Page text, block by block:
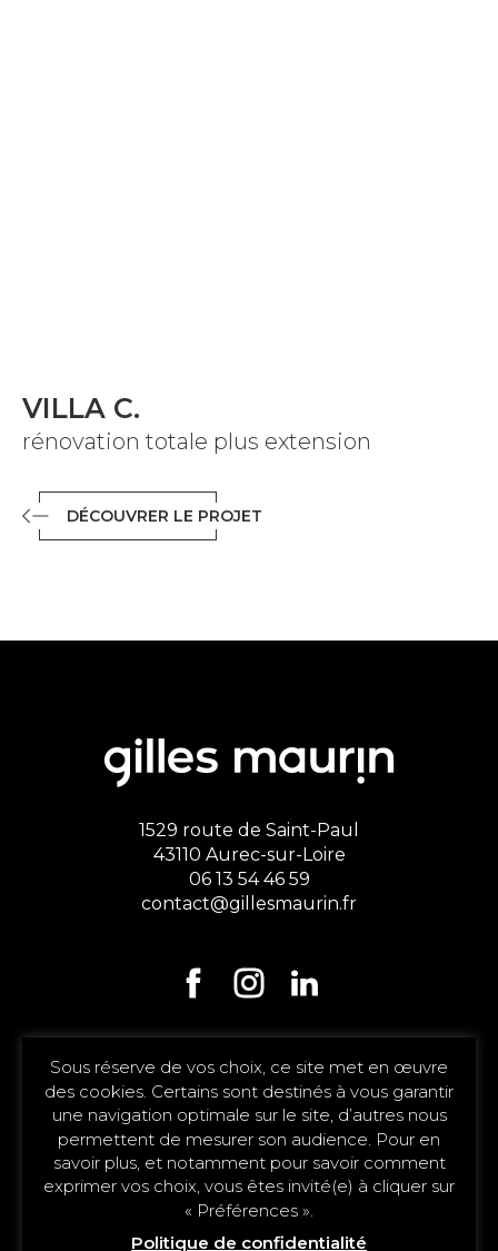
VILLA C.
rénovation totale plus extension
DÉCOUVRER LE PROJET
1529 route de Saint-Paul
43110 Aurec-sur-Loire
06 13 54 46 59
contact@gillesmaurin.fr
DEMANDER UNE
ÉTUDE DE PROJET
Sous réserve de vos choix, ce site met en œuvre
des cookies. Certains sont destinés à vous garantir
une navigation optimale sur le site, d’autres nous
permettent de mesurer son audience. Pour en
savoir plus, et notamment pour savoir comment
exprimer vos choix, vous êtes invité(e) à cliquer sur
« Préférences ».
Politique de confidentialité